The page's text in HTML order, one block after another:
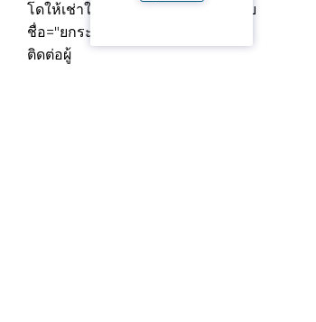
โดให้เช่าใน Pattaya<เก่งข้อมูล-ราย
ชื่อ="ยกระสุน"><ยืดห้อง="ql-ส่วน
ติดต่อผู้